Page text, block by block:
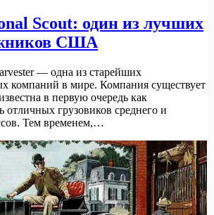
Scout: один из лучших
США
— одна из старейших
компаний в мире. Компания существует
в первую очередь как
отличных грузовиков среднего и
Тем временем,…